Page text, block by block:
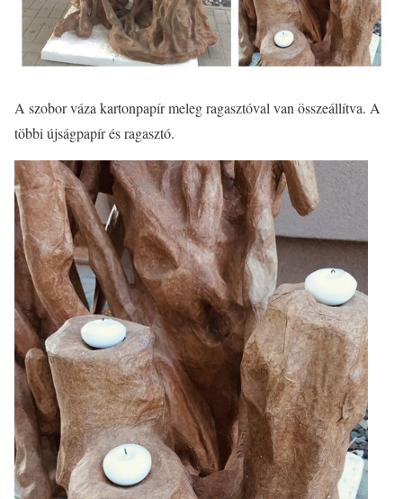
A szobor váza kartonpapír meleg ragasztóval van összeállítva. A
többi újságpapír és ragasztó.